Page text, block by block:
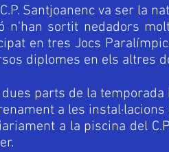
Santjoanenc va ser la
n'han sortit nedadors
en tres Jocs
diplomes en els altres
parts de la
a les
a la piscina del